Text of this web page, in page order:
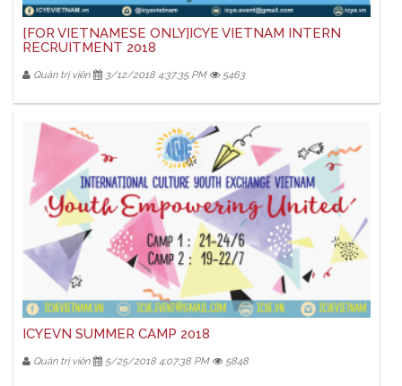
[FOR VIETNAMESE ONLY]ICYE VIETNAM INTERN
RECRUITMENT 2018
Quản trị viên 3/12/2018 4:37:35 PM 5463
ICYEVN SUMMER CAMP 2018
Quản trị viên 5/25/2018 4:07:38 PM 5848